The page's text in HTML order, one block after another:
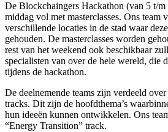
De Blockchaingers Hackathon (van 5 t/m
middag vol met masterclasses. Ons team
verschillende locaties in de stad waar
gehouden. De masterclasses worden
rest van het weekend ook beschikbaar
specialisten van over de hele wereld, die
tijdens de hackathon.
De deelnemende teams zijn verdeeld
tracks. Dit zijn de hoofdthema’s
hun ideeën kunnen ontwikkelen. Ons
“Energy Transition” track.